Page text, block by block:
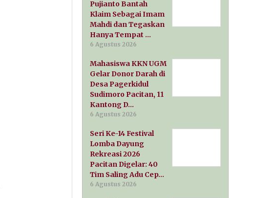
Pujianto Bantah
Klaim Sebagai Imam
Mahdi dan Tegaskan
Hanya Tempat …
6 Agustus 2026
Mahasiswa KKN UGM
Gelar Donor Darah di
Desa Pagerkidul
Sudimoro Pacitan, 11
Kantong D…
6 Agustus 2026
Seri Ke-14 Festival
Lomba Dayung
Rekreasi 2026
Pacitan Digelar: 40
Tim Saling Adu Cep…
6 Agustus 2026